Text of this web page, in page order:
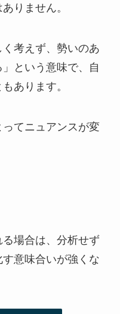
りません。
考えず、勢いのあ
という意味で、自
あります。
てニュアンスが変
場合は、分析せず
意味合いが強くな